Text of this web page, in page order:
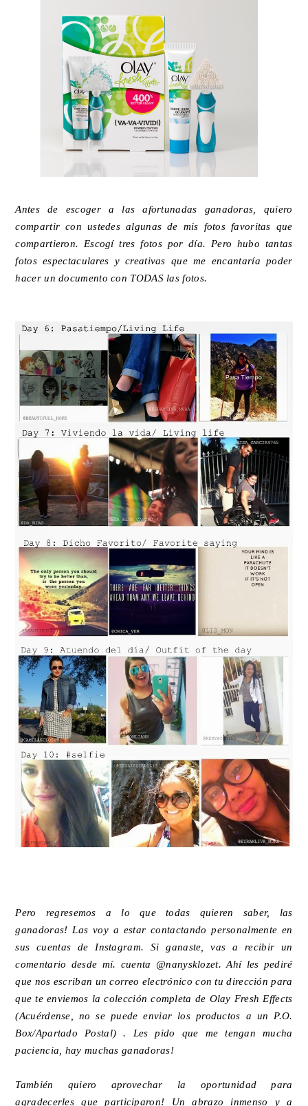
Antes de escoger a las afortunadas ganadoras, quiero
compartir con ustedes algunas de mis fotos favoritas que
compartieron. Escogí tres fotos por día. Pero hubo tantas
fotos espectaculares y creativas que me encantaría poder
hacer un documento con TODAS las fotos.
Pero regresemos a lo que todas quieren saber, las
ganadoras! Las voy a estar contactando personalmente en
sus cuentas de Instagram. Si ganaste, vas a recibir un
comentario desde mí. cuenta @nanysklozet. Ahí les pediré
que nos escriban un correo electrónico con tu dirección para
que te enviemos la colección completa de Olay Fresh Effects
(Acuérdense, no se puede enviar los productos a un P.O.
Box/Apartado Postal) . Les pido que me tengan mucha
paciencia, hay muchas ganadoras!
También quiero aprovechar la oportunidad para
agradecerles que participaron! Un abrazo inmenso y a